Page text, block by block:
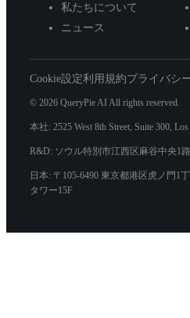
私たちについて
ニュース
Cookie設定利用規約プライバシ
© 2026 QueryPie AI All rights reserved.
本社: 2525 West 8th Street, Suite 300,
R&D: ソウル特別市江西区麻谷中央1
日本: 〒105-6490 東京都港区虎ノ門1
タワー15F